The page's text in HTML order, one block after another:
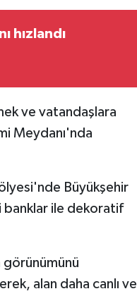
hızlandı
ve vatandaşlara
Meydanı'nda
Büyükşehir
banklar ile dekoratif
görünümünü
alan daha canlı ve